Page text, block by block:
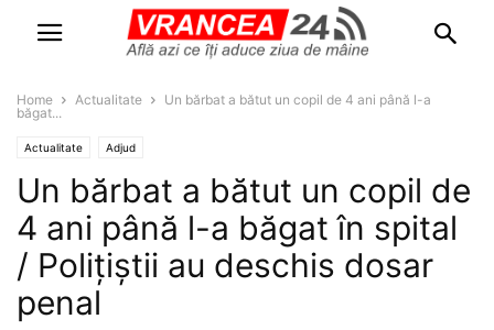
Home Actualitate
Un bărbat a bătut un copil de 4 ani până l-a
băgat...
Actualitate Adjud
Un bărbat a bătut un copil de
4 ani până l-a băgat în spital
/ Polițiștii au deschis dosar
penal